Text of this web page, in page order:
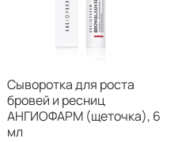
Сыворотка для роста
бровей и ресниц
АНГИОФАРМ (щеточка), 6
мл